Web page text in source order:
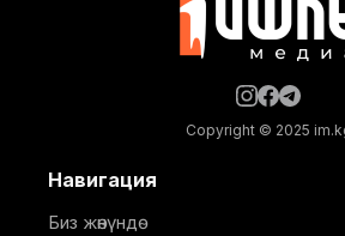
Copyright © 2025
Навигация
Биз жөнүндө